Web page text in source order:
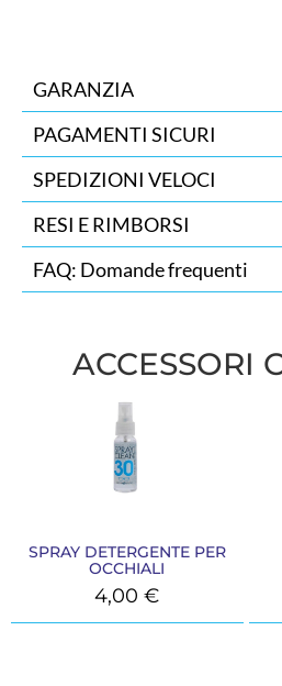
GARANZIA
PAGAMENTI SICURI
SPEDIZIONI VELOCI
RESI E RIMBORSI
FAQ: Domande frequenti
ACCESSORI
SPRAY DETERGENTE PER
OCCHIALI
4,00€